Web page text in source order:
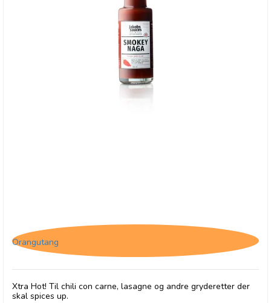
Orangutang
Xtra Hot! Til chili con carne, lasagne og andre gryderetter der
skal spices up.